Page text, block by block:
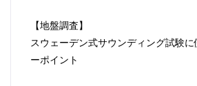
【地盤調査】
スウェーデン式サウンディング試験
ーポイント